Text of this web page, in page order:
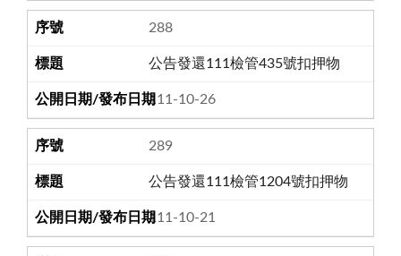
288
公告發還111檢管435號扣押物
111-10-26
289
公告發還111檢管1204號扣押物
111-10-21